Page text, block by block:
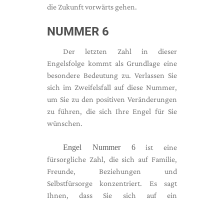
die Zukunft vorwärts gehen.
NUMMER 6
Der letzten Zahl in dieser
Engelsfolge kommt als Grundlage eine
besondere Bedeutung zu. Verlassen Sie
sich im Zweifelsfall auf diese Nummer,
um Sie zu den positiven Veränderungen
zu führen, die sich Ihre Engel für Sie
wünschen.
Engel Nummer 6ist eine
fürsorgliche Zahl, die sich auf Familie,
Freunde, Beziehungen und
Selbstfürsorge konzentriert. Es sagt
Ihnen, dass Sie sich auf ein